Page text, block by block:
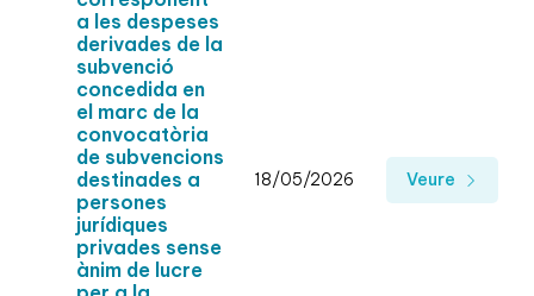
a les despeses
derivades de la
subvenció
concedida en
el marc de la
convocatòria
de subvencions
destinades a
persones
jurídiques
privades sense
ànim de lucre
18/05/2026 Veure